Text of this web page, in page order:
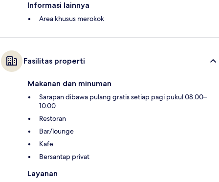
Informasi lainnya
Area khusus merokok
Fasilitas properti
Makanan dan minuman
Sarapan dibawa pulang gratis setiap pagi pukul 08.00–
10.00
Restoran
Bar/lounge
Kafe
Bersantap privat
Layanan